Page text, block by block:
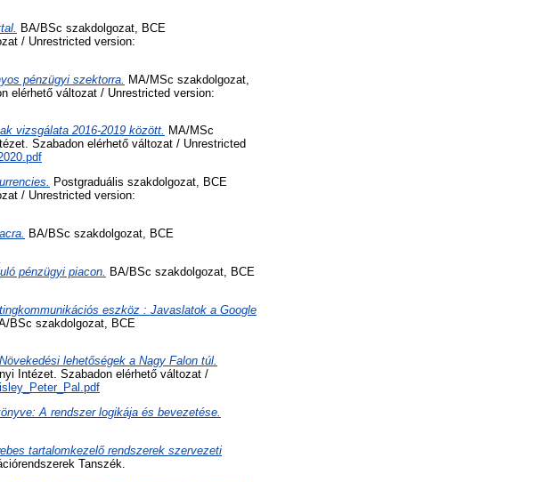
BA/BSc szakdolgozat, BCE
/ Unrestricted version:
pénzügyi szektorra. MA/MSc szakdolgozat,
elérhető változat / Unrestricted version:
vizsgálata 2016-2019 között. MA/MSc
Szabadon elérhető változat / Unrestricted
Postgraduális szakdolgozat, BCE
/ Unrestricted version:
BA/BSc szakdolgozat, BCE
pénzügyi piacon.
BA/BSc szakdolgozat, BCE
eszköz : Javaslatok a Google
BSc szakdolgozat, BCE
lehetőségek a Nagy Falon túl.
Intézet. Szabadon elérhető változat /
A rendszer logikája és bevezetése.
tartalomkezelő rendszerek szervezeti
Tanszék.